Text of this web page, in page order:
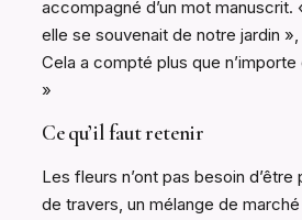
accompagné d’un mot manuscrit.
elle se souvenait de notre jardin
Cela a compté plus que
»
Ce qu’il faut retenir
Les fleurs n’ont pas besoin
de travers, un mélange de